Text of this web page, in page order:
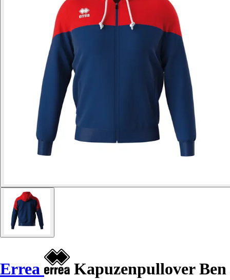
Errea Kapuzenpullover Ben